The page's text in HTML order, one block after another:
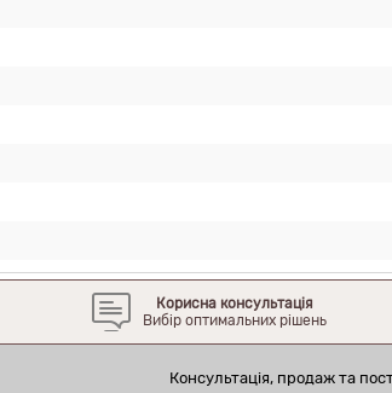
Корисна консультація
Вибір оптимальних рішень
Консультація, продаж та